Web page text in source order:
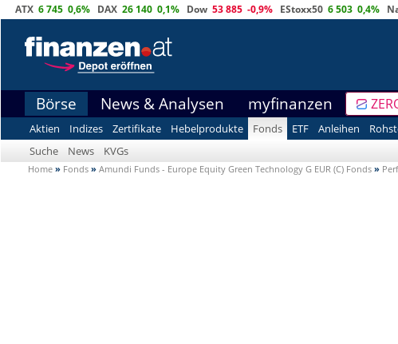
ATX 6 745 0,6% DAX 26 140 0,1% Dow 53 885 -0,9% EStoxx50 6 503 0,4%
Börse News & Analysen myfinanzen
Aktien Indizes Zertifikate Hebelprodukte Fonds ETF Anleihen
Suche
News KVGs
Home » Fonds » Amundi Funds - Europe Equity Green Technology G EUR (C) Fonds »